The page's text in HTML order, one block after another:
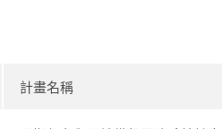
計畫名稱